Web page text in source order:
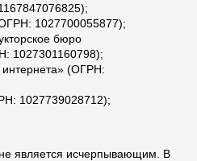
1027700055877);
бюро
1027301160798);
интернета» (ОГРН:
1027739028712);
является исчерпывающим. В